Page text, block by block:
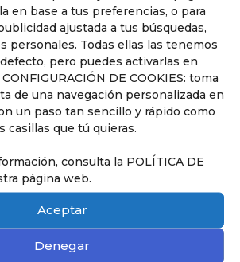
en base a tus preferencias, o para
ajustada a tus búsquedas,
personales. Todas ellas las tenemos
pero puedes activarlas en
DE COOKIES: toma
de una navegación personalizada en
un paso tan sencillo y rápido como
casillas que tú quieras.
consulta la POLÍTICA DE
página web.
Aceptar
Denegar
preparados para